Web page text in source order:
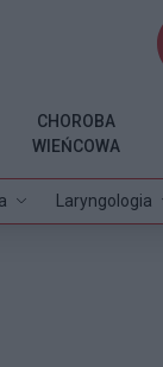
Laryngologia
CHOROBA
WIEŃCOWA